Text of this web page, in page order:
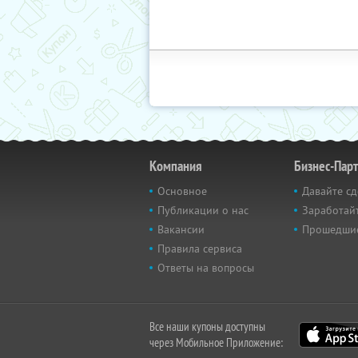
Компания
Основное
Публикации о нас
Вакансии
Правила сервиса
Ответы на вопросы
Бизнес-
Давайте
Все наши купоны доступны
через Мобильное Приложение: